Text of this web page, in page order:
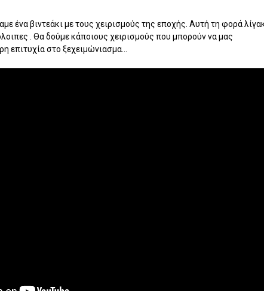
ένα βιντεάκι με τους χειρισμούς της εποχής. Αυτή τη φορά
. Θα δούμε κάποιους χειρισμούς που μπορούν να μας
επιτυχία στο ξεχειμώνιασμα...